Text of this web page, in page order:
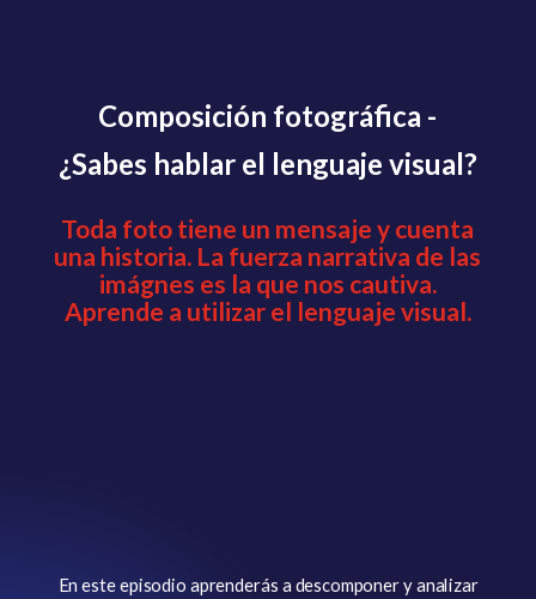
Composición fotográfica -
¿Sabes hablar el lenguaje visual?
Toda foto tiene un mensaje y cuenta
una historia. La fuerza narrativa de las
imágnes es la que nos cautiva.
Aprende a utilizar el lenguaje visual.
En este episodio aprenderás a descomponer y analizar